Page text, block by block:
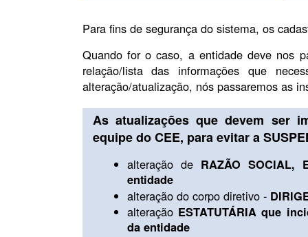
Para fins de segurança do sistema, os
Quando for o caso, a entidade deve nos
relação/lista das informações que
alteração/atualização, nós passaremos as
As atualizações que devem ser
equipe do CEE, para evitar a
alteração de RAZÃO SOCIAL,
entidade
alteração do corpo diretivo -
alteração ESTATUTÁRIA que
da entidade